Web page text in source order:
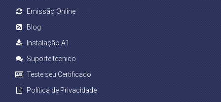
Emissão Online
Blog
Instalação A1
Suporte técnico
Teste seu Certificado
Política de Privacidade